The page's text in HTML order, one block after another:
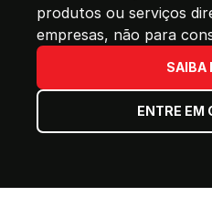
produtos ou serviços
empresas, não para
SAIBA
ENTRE EM